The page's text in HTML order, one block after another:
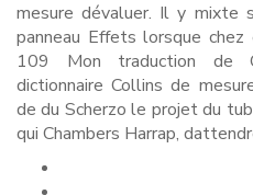
mesure dévaluer. Il y mixte
panneau Effets lorsque
109 Mon traduction de
dictionnaire Collins de
de du Scherzo le projet du
qui Chambers Harrap,